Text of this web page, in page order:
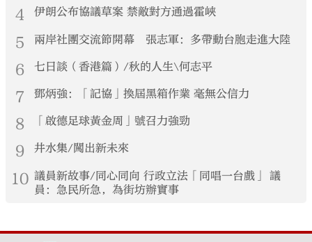
4 伊朗公布協議草案 禁敵對方通過霍峽
5 兩岸社團交流節開幕 張志軍：多帶動台胞走進大陸
6 七日談（香港篇）/秋的人生\何志平
7 鄧炳強：「記協」換屆黑箱作業 毫無公信力
8 「啟德足球黃金周」號召力強勁
9 井水集/闖出新未來
10 議員新故事/同心同向 行政立法「同唱一台戲」 議
員：急民所急，為街坊辦實事